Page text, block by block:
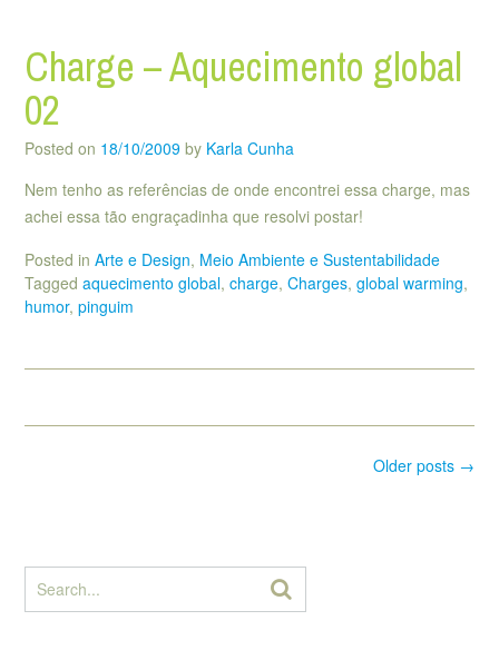
Charge – Aquecimento global
02
Posted on 18/10/2009 by Karla Cunha
Nem tenho as referências de onde encontrei essa charge, mas
achei essa tão engraçadinha que resolvi postar!
Posted in Arte e Design, Meio Ambiente e Sustentabilidade
Tagged aquecimento global, charge, Charges, global warming,
humor, pinguim
Older posts →